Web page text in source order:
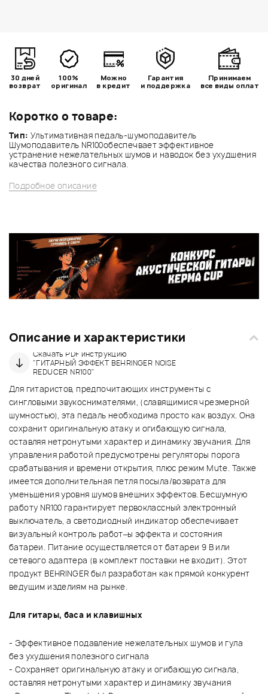
Коротко о товаре:
Тип: Ультимативная педаль-шумоподавитель
Шумоподавитель NR100обеспечвает эффективное
устранение нежелательных шумов и наводок без ухудшения
качества полезного сигнала.
Подробное описание
30 дней
возврат
100%
оригинал
Можно
в кредит
Гарантия
и поддержка
Принимаем
все виды оплат
Описание и характеристики
Скачать PDF инструкцию
"ГИТАРНЫЙ ЭФФЕКТ BEHRINGER NOISE
REDUCER NR100"
Для гитаристов, предпочитающих инструменты с
сингловыми звукоснимателями, (славящимися чрезмерной
шумностью), эта педаль необходима просто как воздух. Она
сохранит оригинальную атаку и огибающую сигнала,
оставляя нетронутыми характер и динамику звучания. Для
управления работой предусмотрены регуляторы порога
срабатывания и времени открытия, плюс режим Mute. Также
имеется дополнительная петля посыла/возврата для
уменьшения уровня шумов внешних эффектов. Бесшумную
работу NR100 гарантирует первоклассный электронный
выключатель, а светодиодный индикатор обеспечивает
визуальный контроль работ–ы эффекта и состояния
батареи. Питание осуществляется от батареи 9 В или
сетевого адаптера (в комплект поставки не входит). Этот
продукт BEHRINGER был разработан как прямой конкурент
ведущим изделиям на рынке.
Для гитары, баса и клавишных
- Эффективное подавление нежелательных шумов и гула
без ухудшения полезного сигнала
- Сохраняет оригинальную атаку и огибающую сигнала,
оставляя нетронутыми характер и динамику звучания